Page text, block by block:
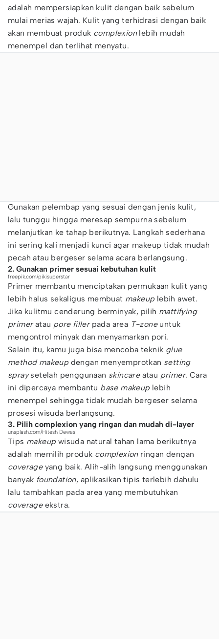
adalah mempersiapkan kulit dengan baik sebelum
mulai merias wajah. Kulit yang terhidrasi dengan baik
akan membuat produk complexion lebih mudah
menempel dan terlihat menyatu.
Gunakan pelembap yang sesuai dengan jenis kulit,
lalu tunggu hingga meresap sempurna sebelum
melanjutkan ke tahap berikutnya. Langkah sederhana
ini sering kali menjadi kunci agar makeup tidak mudah
pecah atau bergeser selama acara berlangsung.
2. Gunakan primer sesuai kebutuhan kulit
freepik.com/pikisuperstar
Primer membantu menciptakan permukaan kulit yang
lebih halus sekaligus membuat makeup lebih awet.
Jika kulitmu cenderung berminyak, pilih mattifying
primeratau pore fillerpada area T-zone untuk
mengontrol minyak dan menyamarkan pori.
Selain itu, kamu juga bisa mencoba teknik glue
method makeup dengan menyemprotkan setting
spraysetelah penggunaan skincareatau primer. Cara
ini dipercaya membantu base makeup lebih
menempel sehingga tidak mudah bergeser selama
prosesi wisuda berlangsung.
3. Pilih complexion yang ringan dan mudah di-layer
unsplash.com/Hitesh Dewasi
Tips makeup wisuda natural tahan lama berikutnya
adalah memilih produk complexion ringan dengan
coverage yang baik. Alih-alih langsung menggunakan
banyak foundation, aplikasikan tipis terlebih dahulu
lalu tambahkan pada area yang membutuhkan
coverage ekstra.